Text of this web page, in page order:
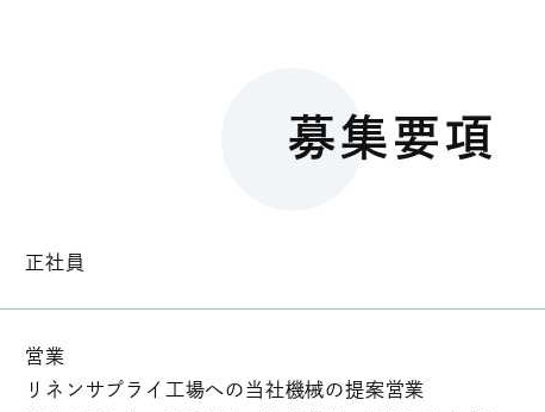
募集要項
正社員
営業
リネンサプライ工場への当社機械の提案営業